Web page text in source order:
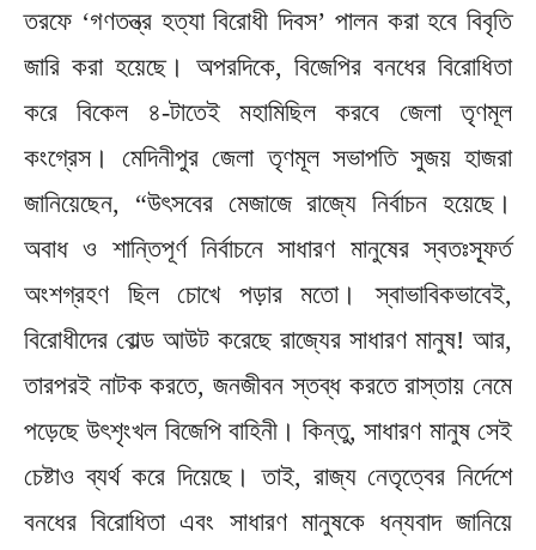
তরফে ‘গণতন্ত্র হত্যা বিরোধী দিবস’ পালন করা হবে বিবৃতি
জারি করা হয়েছে। অপরদিকে, বিজেপির বনধের বিরোধিতা
করে বিকেল ৪-টাতেই মহামিছিল করবে জেলা তৃণমূল
কংগ্রেস। মেদিনীপুর জেলা তৃণমূল সভাপতি সুজয় হাজরা
জানিয়েছেন, “উৎসবের মেজাজে রাজ্যে নির্বাচন হয়েছে।
অবাধ ও শান্তিপূর্ণ নির্বাচনে সাধারণ মানুষের স্বতঃস্ফূর্ত
অংশগ্রহণ ছিল চোখে পড়ার মতো। স্বাভাবিকভাবেই,
বিরোধীদের বোল্ড আউট করেছে রাজ্যের সাধারণ মানুষ! আর,
তারপরই নাটক করতে, জনজীবন স্তব্ধ করতে রাস্তায় নেমে
পড়েছে উৎশৃংখল বিজেপি বাহিনী। ‌কিন্তু, সাধারণ মানুষ সেই
চেষ্টাও ব্যর্থ করে দিয়েছে। তাই, রাজ্য নেতৃত্বের নির্দেশে
বনধের বিরোধিতা এবং সাধারণ মানুষকে ধন্যবাদ জানিয়ে